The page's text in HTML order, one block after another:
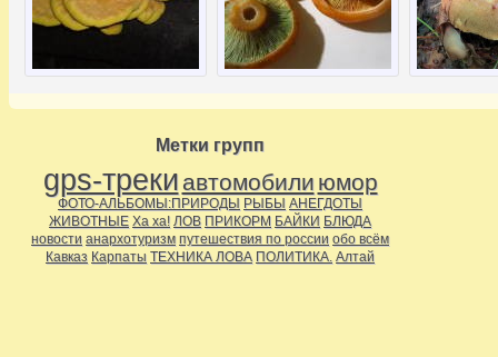
Метки групп
gps-треки автомобили юмор
ФОТО-АЛЬБОМЫ:ПРИРОДЫ РЫБЫ АНЕГДОТЫ
ЖИВОТНЫЕ Ха ха! ЛОВ ПРИКОРМ БАЙКИ БЛЮДА
новости анархотуризм путешествия по россии обо всём
Кавказ Карпаты ТЕХНИКА ЛОВА ПОЛИТИКА. Алтай